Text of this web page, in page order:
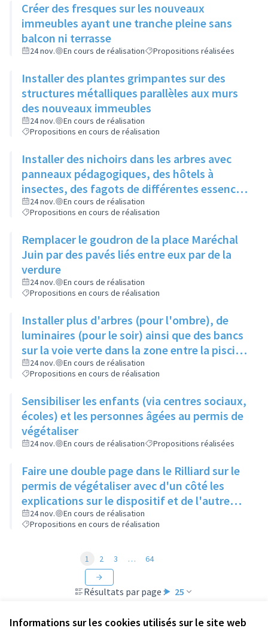
Informations sur les cookies utilisés sur le site web
Créer des fresques sur les nouveaux
immeubles ayant une tranche pleine sans
balcon ni terrasse
24 nov. En cours de réalisation Propositions réalisées
Installer des plantes grimpantes sur des
structures métalliques parallèles aux murs
des nouveaux immeubles
24 nov.
En cours de réalisation
Propositions en cours de réalisation
Installer des nichoirs dans les arbres avec
panneaux pédagogiques, des hôtels à
insectes, des fagots de différentes essences
pour stimuler la biodiversité sur la place du
Château à la Roue
24 nov.
En cours de réalisation
Propositions en cours de réalisation
Remplacer le goudron de la place Maréchal
Juin par des pavés liés entre eux par de la
verdure
24 nov.
En cours de réalisation
Propositions en cours de réalisation
Installer plus d'arbres (pour l'ombre), de
luminaires (pour le soir) ainsi que des bancs
sur la voie verte dans la zone entre la piscine
et la rue de l'Industrie
24 nov.
En cours de réalisation
Propositions en cours de réalisation
Sensibiliser les enfants (via centres sociaux,
écoles) et les personnes âgées au permis de
végétaliser
24 nov. En cours de réalisation Propositions réalisées
Faire une double page dans le Rilliard sur le
permis de végétaliser avec d'un côté les
explications sur le dispositif et de l'autre
côté des exemples concrets de lieux à
investir
24 nov.
En cours de réalisation
Propositions en cours de réalisation
Résultats par page : 25
1 2 3 … 64